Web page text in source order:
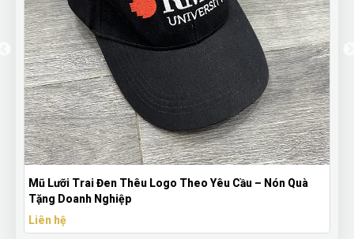
Mũ Lưỡi Trai Đen Thêu Logo Theo Yêu Cầu – Nón Quà
Tặng Doanh Nghiệp
Liên hệ